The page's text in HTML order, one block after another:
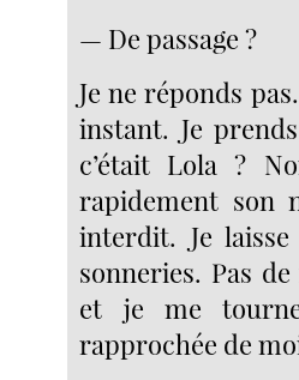
— De passage ?
Je ne réponds
instant. Je
c’était Lola ?
rapidement son
interdit. Je
sonneries. Pas
et je me
rapprochée de